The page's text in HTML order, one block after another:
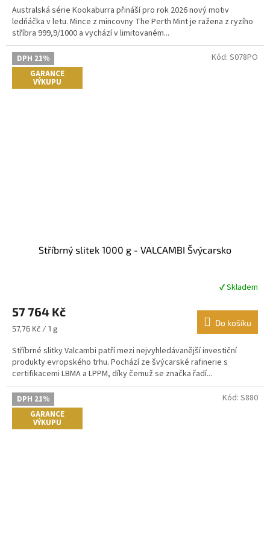
z
5
hvězdiček.
Australská série Kookaburra přináší pro rok 2026 nový motiv
ledňáčka v letu. Mince z mincovny The Perth Mint je ražena z ryzího
stříbra 999,9/1000 a vychází v limitovaném...
DPH 21%
GARANCE
VÝKUPU
Stříbrný slitek 1000 g - VALCAMBI Švýcarsko
produktu
je
5,0
z
5
hvězdiček.
✔ Skladem
57 764 Kč
Měrná
57,76 Kč / 1 g
Do košíku
Stříbrné slitky Valcambi patří mezi nejvyhledávanější investiční
produkty evropského trhu. Pochází ze švýcarské rafinerie s
certifikacemi LBMA a LPPM, díky čemuž se značka řadí...
Kód: S078PO
DPH 21%
GARANCE
VÝKUPU
Kód: S880